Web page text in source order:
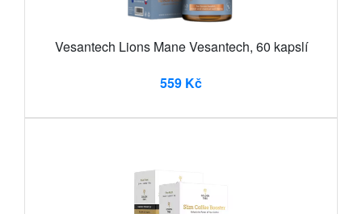
Vesantech Lions Mane Vesantech, 60 kapslí
559 Kč